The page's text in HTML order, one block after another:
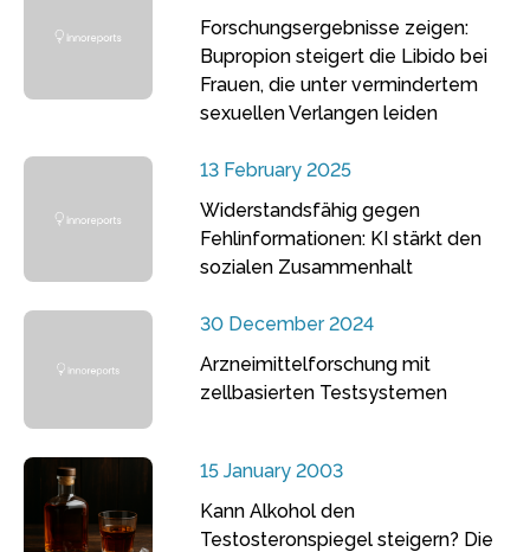
Forschungsergebnisse zeigen:
Bupropion steigert die Libido bei
Frauen, die unter vermindertem
sexuellen Verlangen leiden
13 February 2025
Widerstandsfähig gegen
Fehlinformationen: KI stärkt den
sozialen Zusammenhalt
30 December 2024
Arzneimittelforschung mit
zellbasierten Testsystemen
15 January 2003
Kann Alkohol den
Testosteronspiegel steigern? Die